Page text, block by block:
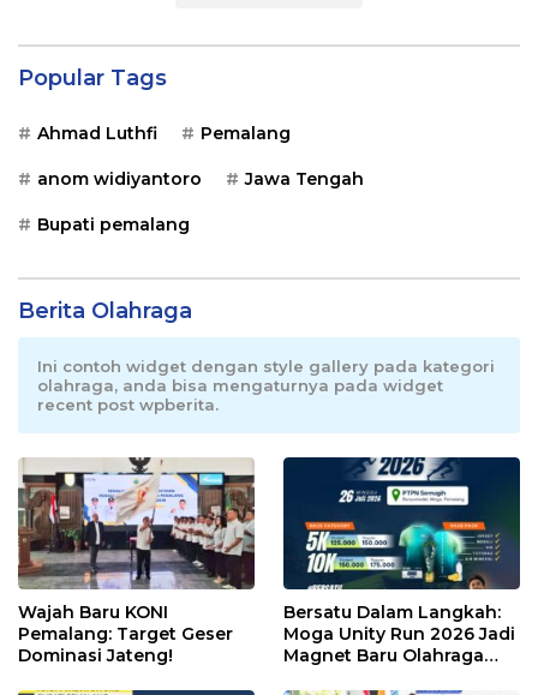
Popular Tags
Ahmad Luthfi Pemalang
anom widiyantoro Jawa Tengah
Bupati pemalang
Berita Olahraga
Ini contoh widget dengan style gallery pada kategori
olahraga, anda bisa mengaturnya pada widget
recent post wpberita.
Wajah Baru KONI
Pemalang: Target Geser
Dominasi Jateng!
Bersatu Dalam Langkah:
Moga Unity Run 2026 Jadi
Magnet Baru Olahraga